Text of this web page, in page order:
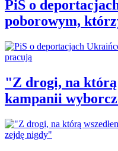
PiS o
poborowym,
"Z drogi, na którą
kampanii